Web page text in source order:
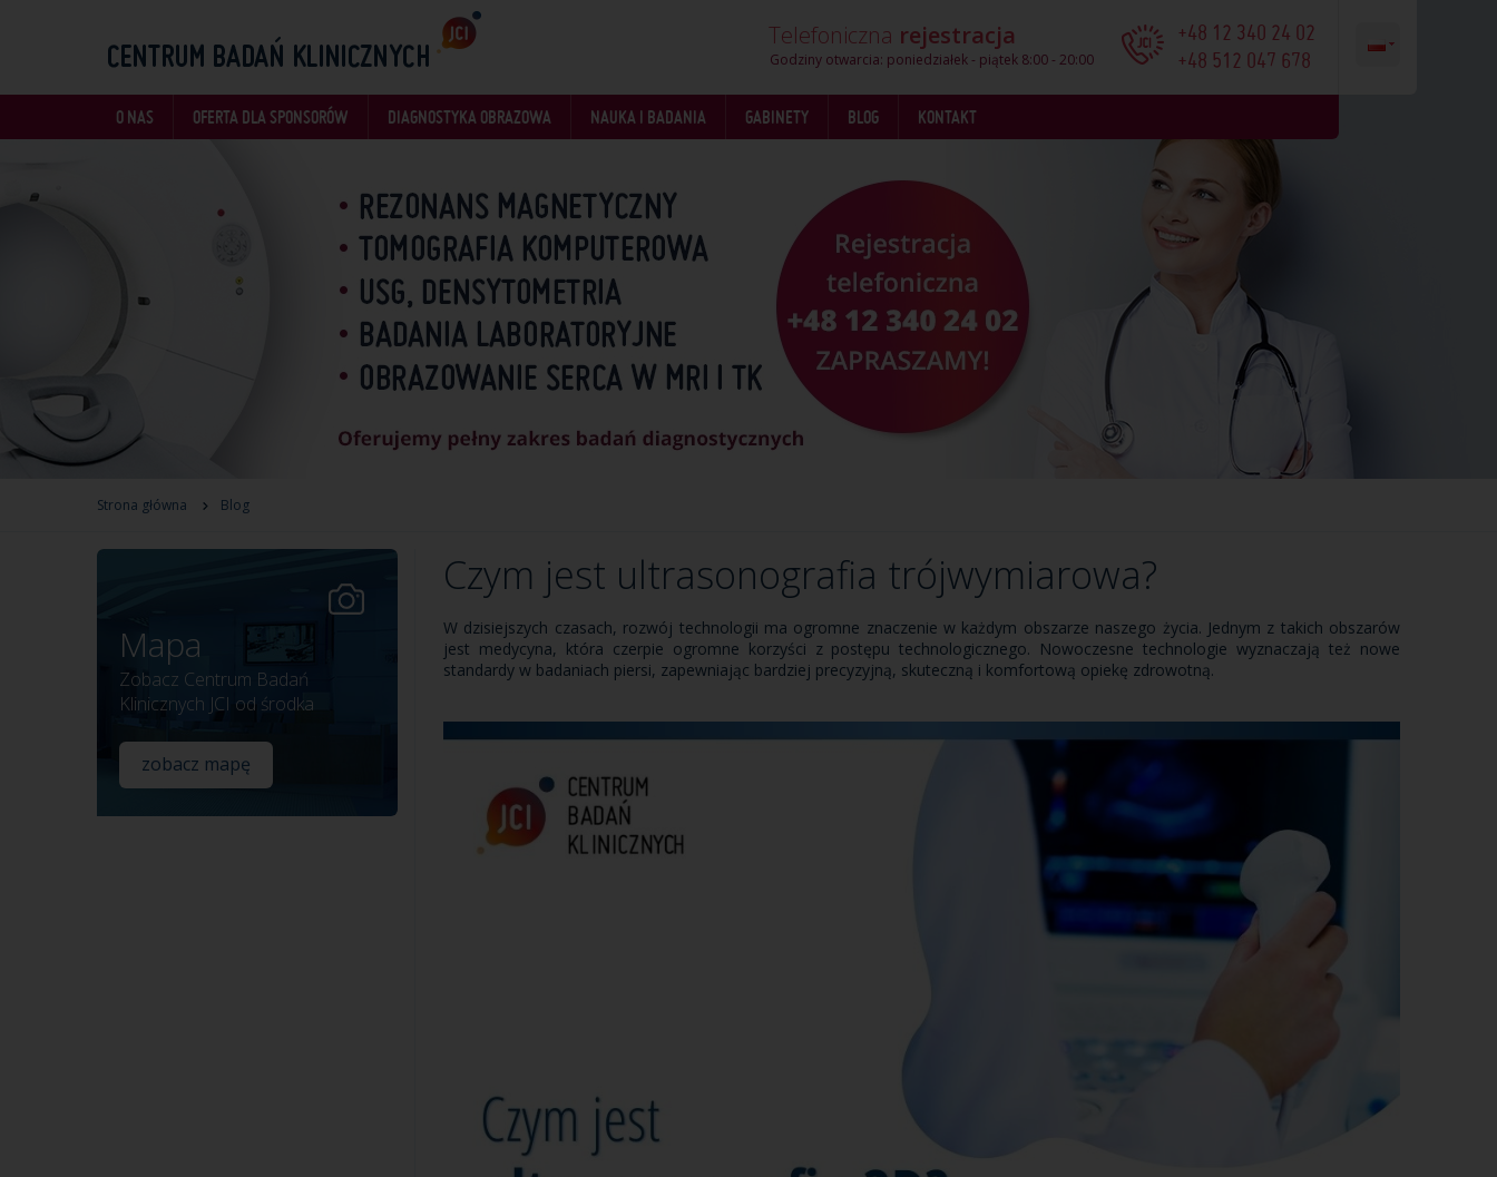
+48 12 340 24 02
+48 512 047 678
Telefoniczna rejestracja
Godziny otwarcia: poniedziałek - piątek 8:00 - 20:00
O NAS OFERTA DLA SPONSORÓW DIAGNOSTYKA OBRAZOWA NAUKA I BADANIA GABINETY BLOG KONTAKT
Strona główna Blog
Mapa
Zobacz Centrum Badań
Klinicznych JCI od środka
zobacz mapę
Czym jest ultrasonografia trójwymiarowa?
W dzisiejszych czasach, rozwój technologii ma ogromne znaczenie w każdym obszarze naszego życia. Jednym z takich obszarów
jest medycyna, która czerpie ogromne korzyści z postępu technologicznego. Nowoczesne technologie wyznaczają też nowe
standardy w badaniach piersi, zapewniając bardziej precyzyjną, skuteczną i komfortową opiekę zdrowotną.